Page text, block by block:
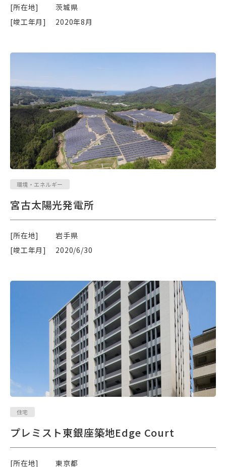
[所在地]
茨城県
[竣工年月]
2020年8月
環境・エネルギー
宮古太陽光発電所
[所在地]
岩手県
[竣工年月]
2020/6/30
住宅
プレミスト東銀座築地Edge Court
[所在地] 東京都